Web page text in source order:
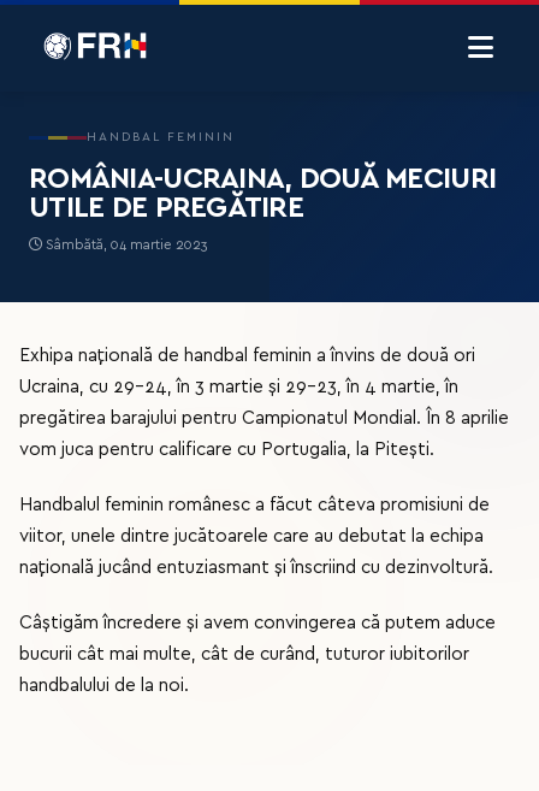
HANDBAL FEMININ
ROMÂNIA-UCRAINA, DOUĂ MECIURI
UTILE DE PREGĂTIRE
Sâmbătă, 04 martie 2023
Exhipa națională de handbal feminin a învins de două ori
Ucraina, cu 29-24, în 3 martie și 29-23, în 4 martie, în
pregătirea barajului pentru Campionatul Mondial. În 8 aprilie
vom juca pentru calificare cu Portugalia, la Pitești.
Handbalul feminin românesc a făcut câteva promisiuni de
viitor, unele dintre jucătoarele care au debutat la echipa
națională jucând entuziasmant și înscriind cu dezinvoltură.
Câștigăm încredere și avem convingerea că putem aduce
bucurii cât mai multe, cât de curând, tuturor iubitorilor
handbalului de la noi.